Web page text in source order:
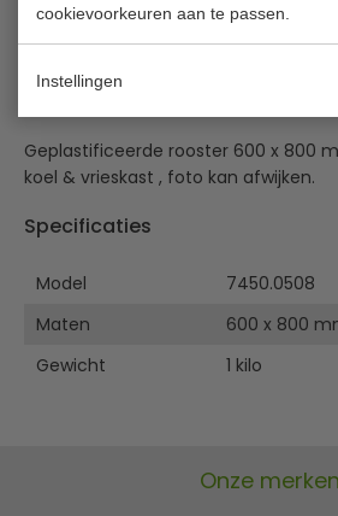
cookievoorkeuren aan te passen.
Instellingen
In
Ofbetaal
Geplastificeerde rooster 600 x 800
koel & vrieskast , foto kan afwijken.
Specificaties
Model
7450.0508
Maten
600 x 800
Gewicht
1 kilo
Onze merken